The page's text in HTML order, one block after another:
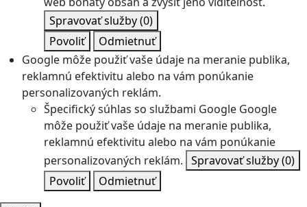
Spravovať služby(0)
Povoliť
Odmietnuť
Google môže použiť vaše údaje na meranie publika,
reklamnú efektivitu alebo na vám ponúkanie
personalizovaných reklám.
Špecifický súhlas so službami Google Google
môže použiť vaše údaje na meranie publika,
reklamnú efektivitu alebo na vám ponúkanie
personalizovaných reklám. Spravovať služby(0)
Povoliť
Odmietnuť